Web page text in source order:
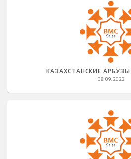
КАЗАХСТАНСКИЕ
08.09.2023